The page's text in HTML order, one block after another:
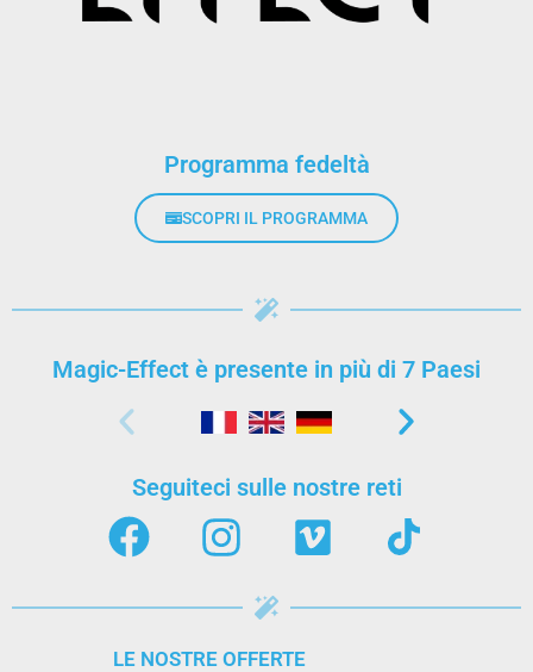
Programma fedeltà
SCOPRI IL PROGRAMMA
Magic-Effect è presente in più di 7 Paesi
Seguiteci sulle nostre reti
LE NOSTRE OFFERTE